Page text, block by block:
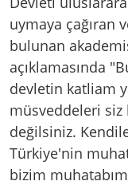
uymaya çağıran
bulunan
açıklamasında
devletin katliam
müsveddeleri siz
değilsiniz.
Türkiye'nin
bizim